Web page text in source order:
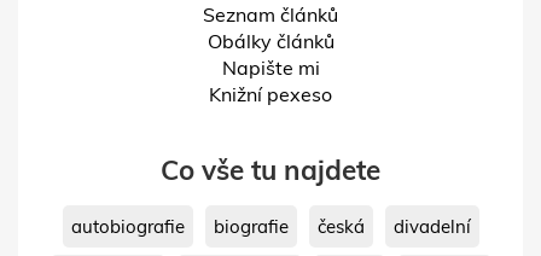
Seznam článků
Obálky článků
Napište mi
Knižní pexeso
Co vše tu najdete
autobiografie biografie česká divadelní